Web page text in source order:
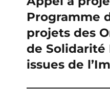
suivante :
Programme
projets des
de
issues de